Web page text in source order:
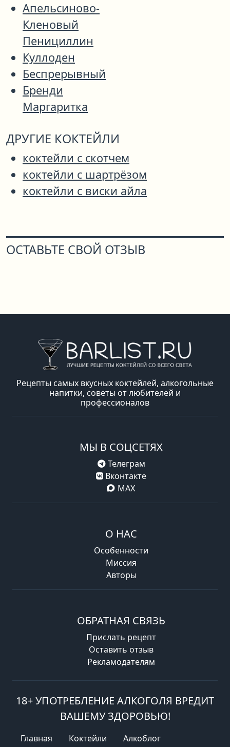
Апельсиново-
Кленовый
Пенициллин
Куллоден
Беспрерывный
Бренди
Маргаритка
ДРУГИЕ КОКТЕЙЛИ
коктейли с скотчем
коктейли с шартрёзом
коктейли с виски айла
ОСТАВЬТЕ СВОЙ ОТЗЫВ
Рецепты самых вкусных коктейлей, алкогольные
напитки, советы от любителей и
профессионалов
МЫ В СОЦСЕТЯХ
Телеграм
Вконтакте
MAX
О НАС
Особенности
Миссия
Авторы
ОБРАТНАЯ СВЯЗЬ
Прислать рецепт
Оставить отзыв
Рекламодателям
18+ УПОТРЕБЛЕНИЕ АЛКОГОЛЯ ВРЕДИТ
ВАШЕМУ ЗДОРОВЬЮ!
Главная Коктейли Алкоблог